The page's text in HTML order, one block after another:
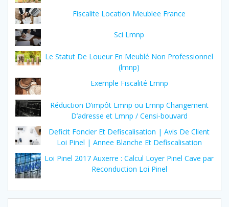
Fiscalite Location Meublee France
Sci Lmnp
Le Statut De Loueur En Meublé Non Professionnel
(lmnp)
Exemple Fiscalité Lmnp
Réduction D’impôt Lmnp ou Lmnp Changement
D’adresse et Lmnp / Censi-bouvard
Deficit Foncier Et Defiscalisation | Avis De Client
Loi Pinel | Annee Blanche Et Defiscalisation
Loi Pinel 2017 Auxerre : Calcul Loyer Pinel Cave par
Reconduction Loi Pinel